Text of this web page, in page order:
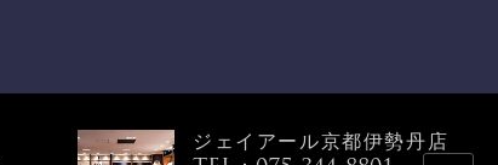
ジェイアール京都伊勢丹店